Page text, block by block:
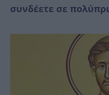
συνδέετε σε